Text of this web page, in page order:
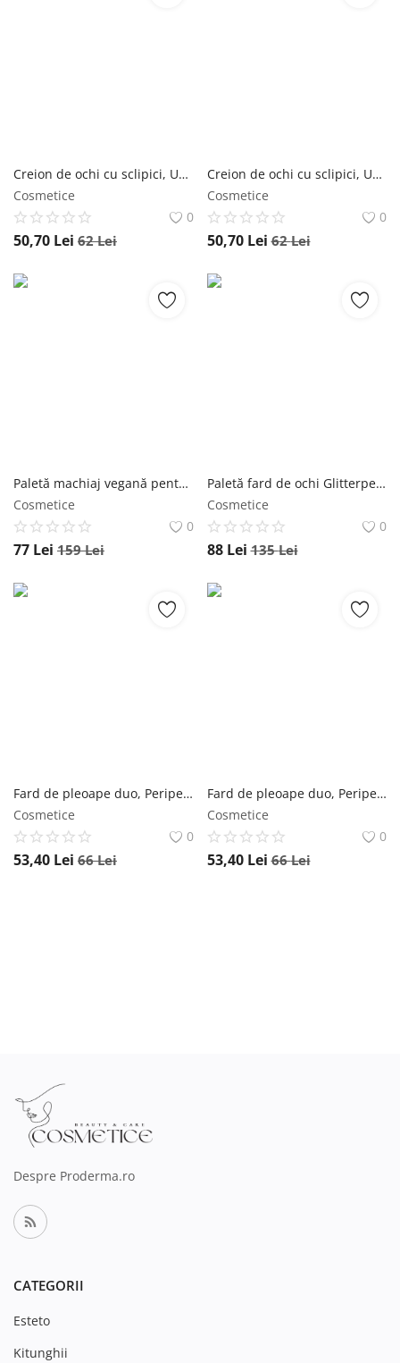
Creion de ochi cu sclipici, Unleashia, Pretty Easy Glitter Stick, 2g - No.3 unleashia
Cosmetice
0
50,70 Lei 62Lei
Creion de ochi cu sclipici, Unleashia, Pretty Easy Glitter Stick, 2g - No.2 unleashia
Cosmetice
0
50,70 Lei 62Lei
Paletă machiaj vegană pentru față, Amuse, Vegan Face All Palette, 16,3g - #02 Peach Amuse
Cosmetice
0
77 Lei 159Lei
Paletă fard de ochi Glitterpedia, Unleashia, N°4 All of Lavender Fog, 7.5g unleashia
Cosmetice
0
88 Lei 135Lei
Fard de pleoape duo, Peripera, Sugar Twinkle Duo Eye Stick, 0.23g + 0.55g - 01 Dewy Nude peripera
Cosmetice
0
53,40 Lei 66Lei
Fard de pleoape duo, Peripera, Sugar Twinkle Duo Eye Stick, 0.23g + 0.55g - 005 Frozen Pink peripera
Cosmetice
0
53,40 Lei 66Lei
Despre Proderma.ro
CATEGORII
Esteto
Kitunghii